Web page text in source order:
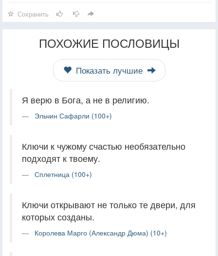
Сохранить
ПОХОЖИЕ ПОСЛОВИЦЫ
Показать лучшие
Я верю в Бога, а не в религию.
Эльчин Сафарли (100+)
Ключи к чужому счастью необязательно
подходят к твоему.
Сплетница (100+)
Ключи открывают не только те двери, для
которых созданы.
Королева Марго (Александр Дюма) (10+)